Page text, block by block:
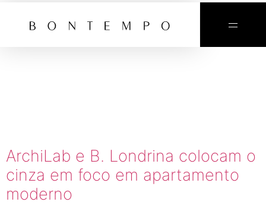
ArchiLab e B. Londrina colocam o
cinza em foco em apartamento
moderno